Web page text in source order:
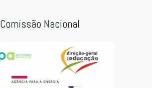
Comissão Nacional